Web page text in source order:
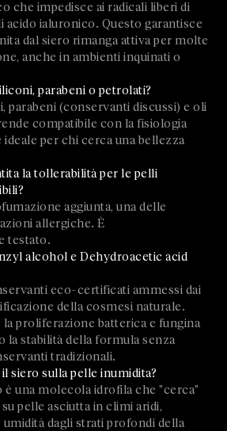
che impedisce ai radicali liberi di
acido ialuronico. Questo garantisce
dal siero rimanga attiva per molte
anche in ambienti inquinati o
parabeni o petrolati?
parabeni (conservanti discussi) e oli
compatibile con la fisiologia
ideale per chi cerca una bellezza
la tollerabilità per le pelli
aggiunta, una delle
allergiche. È
testato.
alcohol e Dehydroacetic acid
eco-certificati ammessi dai
della cosmesi naturale.
proliferazione batterica e fungina
la stabilità della formula senza
tradizionali.
il siero sulla pelle inumidita?
è una molecola idrofila che "cerca"
pelle asciutta in climi aridi,
dagli strati profondi della